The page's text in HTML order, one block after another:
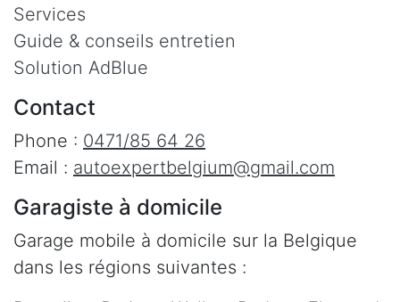
Services
Guide & conseils entretien
Solution AdBlue
Contact
Phone : 0471/85 64 26
Email : autoexpertbelgium@gmail.com
Garagiste à domicile
Garage mobile à domicile sur la Belgique
dans les régions suivantes :